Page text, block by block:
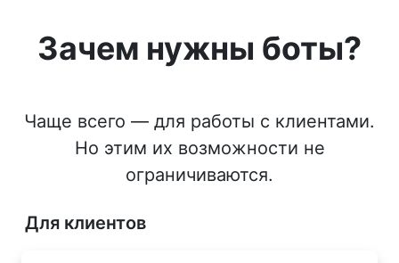
Зачем нужны боты?
Чаще всего — для работы с клиентами.
Но этим их возможности не
ограничиваются.
Для клиентов